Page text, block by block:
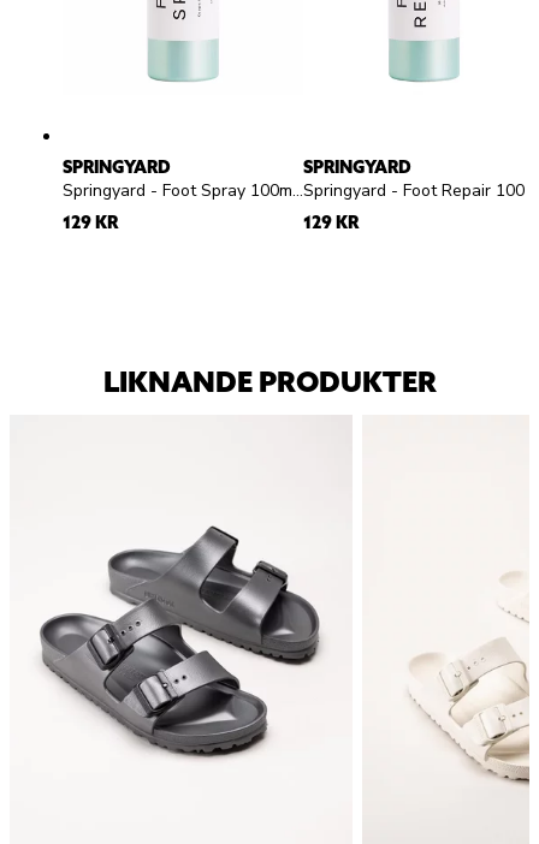
SPRINGYARD
Springyard - Foot Spray 100ml - Fotspray
129 KR
SPRINGYARD
129 KR
LIKNANDE PRODUKTER